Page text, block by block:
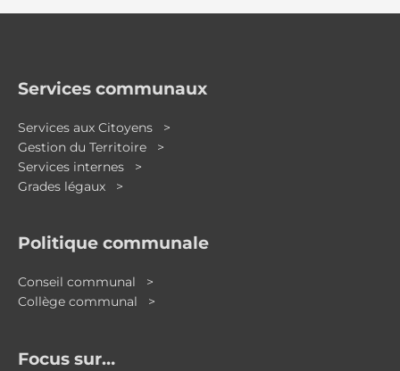
Services communaux
Services aux Citoyens >
Gestion du Territoire >
Services internes >
Grades légaux >
Politique communale
Conseil communal >
Collège communal >
Focus sur…